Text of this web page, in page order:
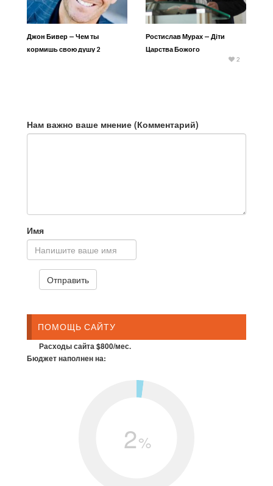
Джон Бивер — Чем ты
кормишь свою душу 2
Ростислав Мурах — Діти
Царства Божого
2
Нам важно ваше мнение (Комментарий)
Имя
ПОМОЩЬ САЙТУ
Расходы сайта $800/мес.
Бюджет наполнен на:
2%